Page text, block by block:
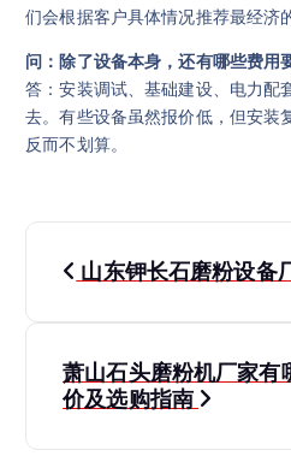
们会根据客户具体情况推荐最经济
问：除了设备本身，还有哪些费用
答：安装调试、基础建设、电力配
去。有些设备虽然报价低，但安装
反而不划算。
文
导
航
山东钾长石磨粉设备
萧山石头磨粉机厂家有
价及选购指南